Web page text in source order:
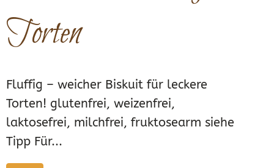
Torten
Fluffig – weicher Biskuit für leckere
Torten! glutenfrei, weizenfrei,
laktosefrei, milchfrei, fruktosearm siehe
Tipp Für...